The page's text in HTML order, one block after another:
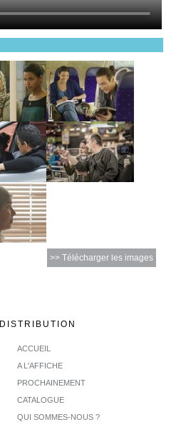
>> Télécharger les images
DISTRIBUTION
ACCUEIL
A L'AFFICHE
PROCHAINEMENT
CATALOGUE
QUI SOMMES-NOUS ?